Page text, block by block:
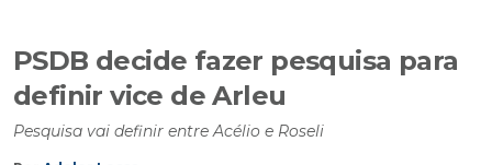
PSDB decide fazer pesquisa para
definir vice de Arleu
Pesquisa vai definir entre Acélio e Roseli